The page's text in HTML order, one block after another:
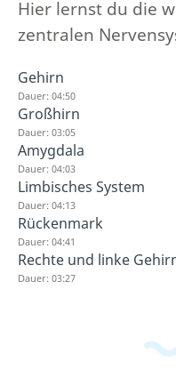
Hier lernst du die
zentralen
Gehirn
Dauer: 04:50
Großhirn
Dauer: 03:05
Amygdala
Dauer: 04:03
Limbisches System
Dauer: 04:13
Rückenmark
Dauer: 04:41
Rechte und linke
Dauer: 03:27